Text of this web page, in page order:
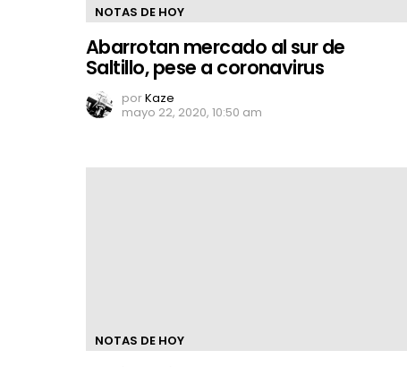
NOTAS DE HOY
Abarrotan mercado al sur de
Saltillo, pese a coronavirus
porKaze
mayo 22, 2020, 10:50 am
NOTAS DE HOY